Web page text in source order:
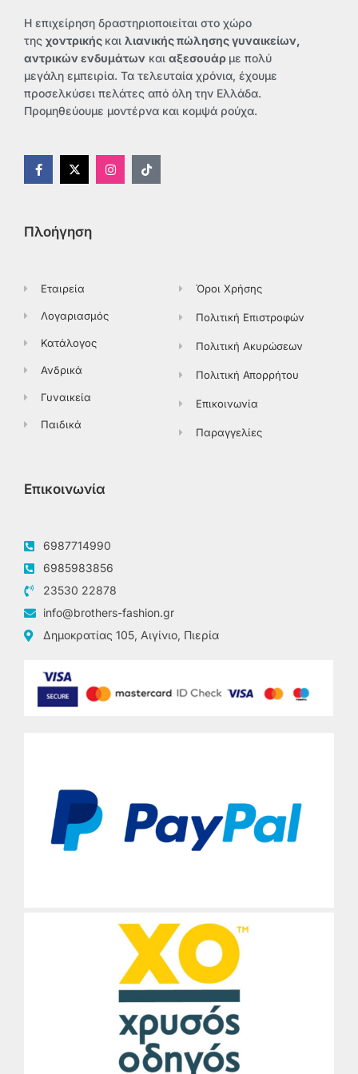
Η επιχείρηση δραστηριοποιείται στο χώρο
της χοντρικής και λιανικής πώλησης γυναικείων,
αντρικών ενδυμάτων και αξεσουάρ με πολύ
μεγάλη εμπειρία. Τα τελευταία χρόνια, έχουμε
προσελκύσει πελάτες από όλη την Ελλάδα.
Προμηθεύουμε μοντέρνα και κομψά ρούχα.
F
a
c
o
-
t
t
e
I
n
s
T
i
k
Πλοήγηση
Εταιρεία
Λογαριασμός
Κατάλογος
Ανδρικά
Γυναικεία
Παιδικά
Όροι Χρήσης
Πολιτική Επιστροφών
Πολιτική Ακυρώσεων
Πολιτική Απορρήτου
Επικοινωνία
Παραγγελίες
Επικοινωνία
6987714990
6985983856
23530 22878
info@brothers-fashion.gr
Δημοκρατίας 105, Αιγίνιο, Πιερία